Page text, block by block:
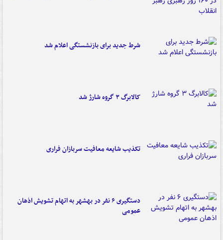
شرط جدید برای بازنشستگی اعلام شد
کالابرگ ۳ گروه شارژ شد
تکذیب شایعه معافیت سربازان فراری
دستگیری ۶ نفر در بهشهر به اتهام تشویش اذهان
عمومی